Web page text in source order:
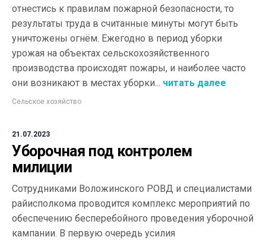
отнестись к правилам пожарной безопасности, то
результаты труда в считанные минуты могут быть
уничтожены огнём. Ежегодно в период уборки
урожая на объектах сельскохозяйственного
производства происходят пожары, и наиболее часто
они возникают в местах уборки... читать далее
Сельское хозяйство
21.07.2023
Уборочная под контролем
милиции
Сотрудниками Воложинского РОВД и специалистами
райисполкома проводится комплекс мероприятий по
обеспечению бесперебойного проведения уборочной
кампании. В первую очередь усилия